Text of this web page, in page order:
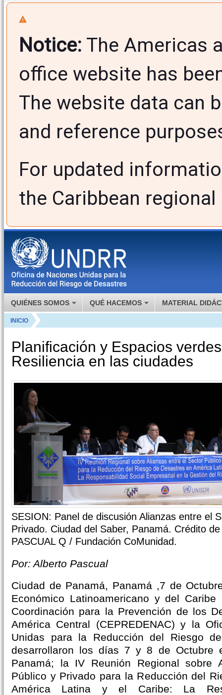
Notice: The Americas
office website has
The website data can
and reference
For updated
the Caribbean
QUIÉNES SOMOS QUÉ HACEMOS MATERIAL
INICIO
Planificación y Espacios
Resiliencia en las ciudades
SESION: Panel de discusión Alianzas entre el
Privado. Ciudad del Saber, Panamá. Crédito
PASCUAL Q / Fundación CoMunidad.
Por: Alberto Pascual
Ciudad de Panamá, Panamá ,7 de
Económico Latinoamericano y del
Coordinación para la Prevención de los
América Central (CEPREDENAC) y la
Unidas para la Reducción del Riesgo
desarrollaron los días 7 y 8 de Octubre
Panamá; la IV Reunión Regional sobre
Público y Privado para la Reducción del
América Latina y el Caribe: La